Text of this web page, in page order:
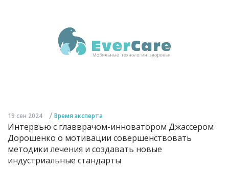
19 сен 2024 / Время эксперта
Интервью с главврачом-инноватором Джассером
Дорошенко о мотивации совершенствовать
методики лечения и создавать новые
индустриальные стандарты